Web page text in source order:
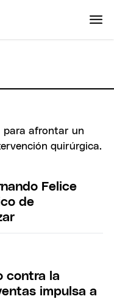
Felice
de
contra la
impulsa a